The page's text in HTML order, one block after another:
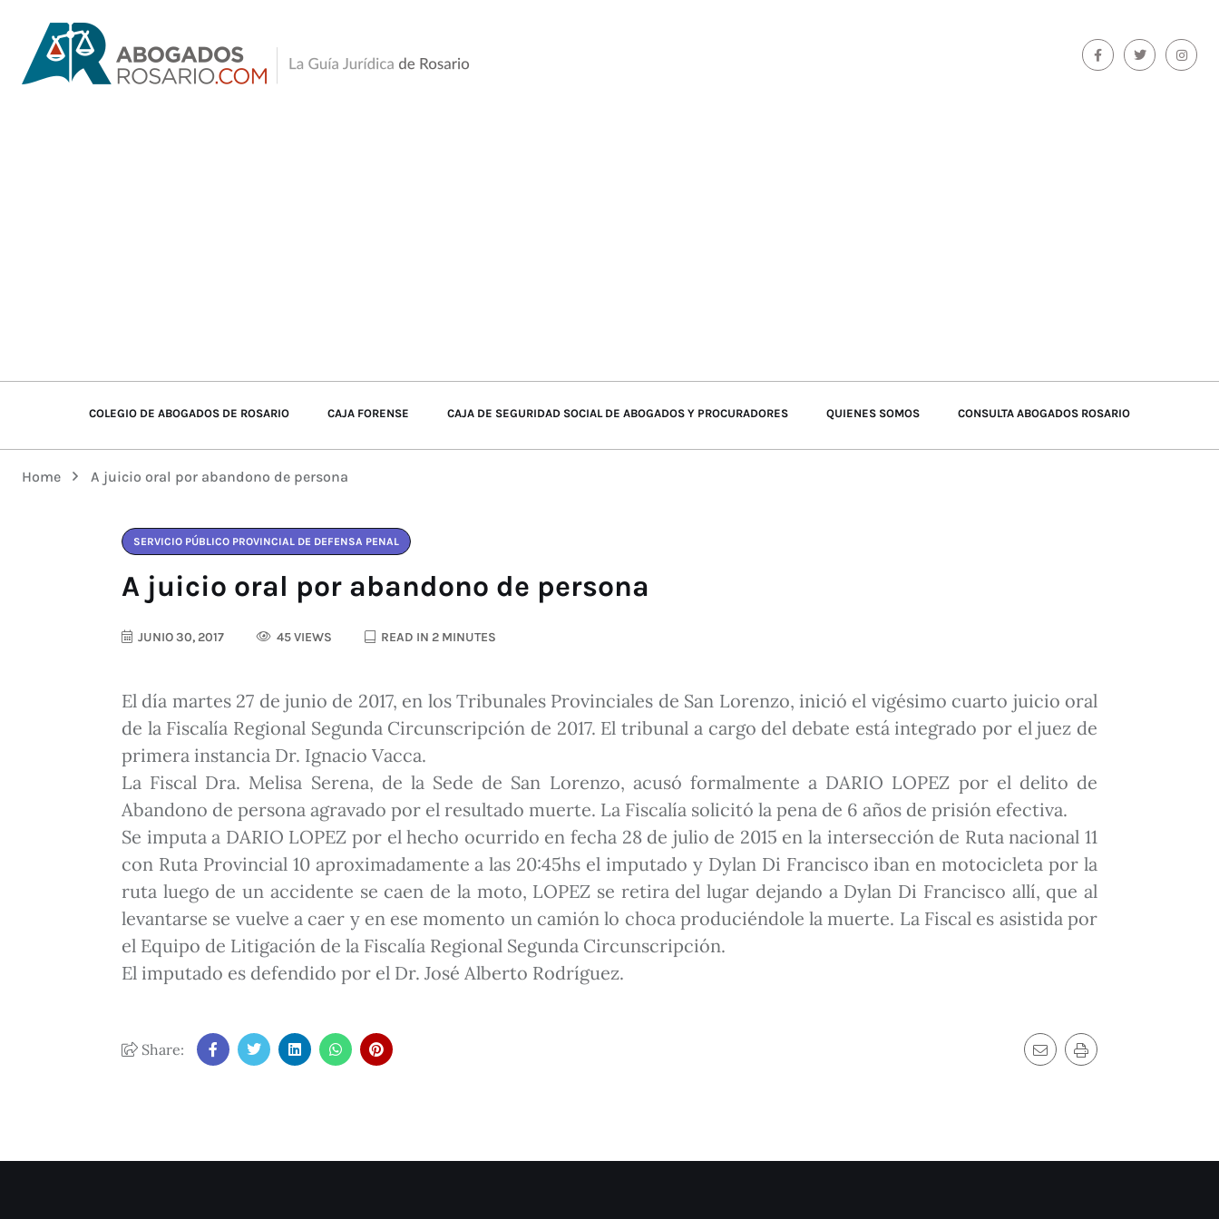
COLEGIO DE ABOGADOS DE ROSARIO CAJA FORENSE CAJA DE SEGURIDAD SOCIAL DE ABOGADOS Y PROCURADORES QUIENES SOMOS CONSULTA ABOGADOS ROSARIO
Home A juicio oral por abandono de persona
SERVICIO PÚBLICO PROVINCIAL DE DEFENSA PENAL
A juicio oral por abandono de persona
JUNIO 30, 2017 45 VIEWS READ IN 2 MINUTES
El día martes 27 de junio de 2017, en los Tribunales Provinciales de San Lorenzo, inició el vigésimo cuarto juicio oral
de la Fiscalía Regional Segunda Circunscripción de 2017. El tribunal a cargo del debate está integrado por el juez de
primera instancia Dr. Ignacio Vacca.
La Fiscal Dra. Melisa Serena, de la Sede de San Lorenzo, acusó formalmente a DARIO LOPEZ por el delito de
Abandono de persona agravado por el resultado muerte. La Fiscalía solicitó la pena de 6 años de prisión efectiva.
Se imputa a DARIO LOPEZ por el hecho ocurrido en fecha 28 de julio de 2015 en la intersección de Ruta nacional 11
con Ruta Provincial 10 aproximadamente a las 20:45hs el imputado y Dylan Di Francisco iban en motocicleta por la
ruta luego de un accidente se caen de la moto, LOPEZ se retira del lugar dejando a Dylan Di Francisco allí, que al
levantarse se vuelve a caer y en ese momento un camión lo choca produciéndole la muerte. La Fiscal es asistida por
el Equipo de Litigación de la Fiscalía Regional Segunda Circunscripción.
El imputado es defendido por el Dr. José Alberto Rodríguez.
Share: